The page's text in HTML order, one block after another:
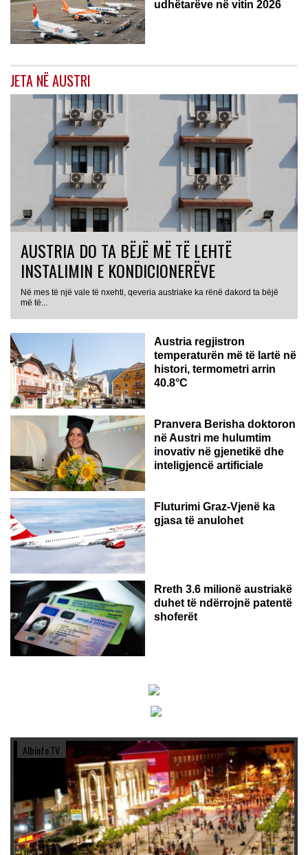
udhëtarëve në vitin 2026
JETA NË AUSTRI
AUSTRIA DO TA BËJË MË TË LEHTË
INSTALIMIN E KONDICIONERËVE
Në mes të një vale të nxehti, qeveria austriake ka rënë dakord ta bëjë
më të...
Austria regjistron
temperaturën më të lartë në
histori, termometri arrin
40.8°C
AUSTRI
Pranvera Berisha doktoron
në Austri me hulumtim
inovativ në gjenetikë dhe
inteligjencë artificiale
Fluturimi Graz-Vjenë ka
gjasa të anulohet
Rreth 3.6 milionë austriakë
duhet të ndërrojnë patentë
shoferët
Albinfo.TV